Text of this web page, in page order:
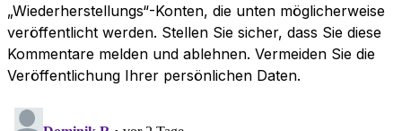
„Wiederherstellungs“-Konten, die unten möglicherweise
veröffentlicht werden. Stellen Sie sicher, dass Sie diese
Kommentare melden und ablehnen. Vermeiden Sie die
Veröffentlichung Ihrer persönlichen Daten.